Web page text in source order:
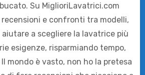
Su MiglioriLavatrici.com
e confronti tra modelli,
aiutare a scegliere la lavatrice più
esigenze, risparmiando tempo,
mondo è vasto, non ho la pretesa